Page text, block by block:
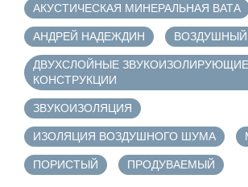
АКУСТИЧЕСКАЯ МИНЕРАЛЬНАЯ ВАТА
АНДРЕЙ НАДЕЖДИН ВОЗДУШНЫЙ
ДВУХСЛОЙНЫЕ ЗВУКОИЗОЛИРУЮЩИЕ
КОНСТРУКЦИИ
ЗВУКОИЗОЛЯЦИЯ
ИЗОЛЯЦИЯ ВОЗДУШНОГО ШУМА
ПОРИСТЫЙ ПРОДУВАЕМЫЙ